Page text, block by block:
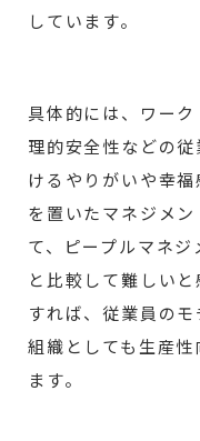
しています。
具体的には、ワー
理的安全性などの
けるやりがいや幸
を置いたマネジメ
て、ピープルマネ
と比較して難しい
すれば、従業員の
組織としても生産
ます。